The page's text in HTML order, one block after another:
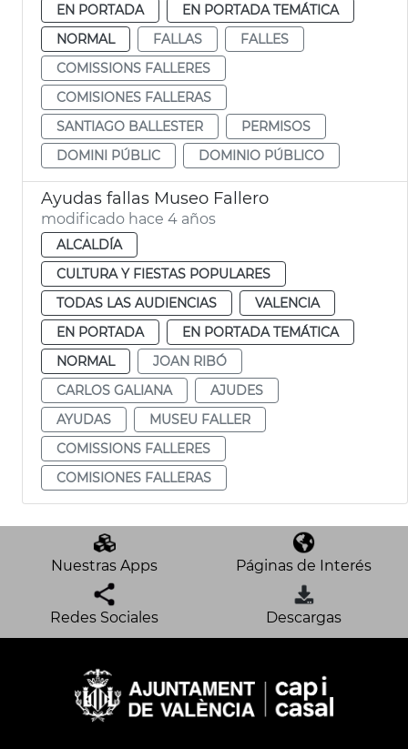
EN PORTADA
EN PORTADA TEMÁTICA
NORMAL
FALLAS
FALLES
COMISSIONS FALLERES
COMISIONES FALLERAS
SANTIAGO BALLESTER
PERMISOS
DOMINI PÚBLIC
DOMINIO PÚBLICO
Ayudas fallas Museo Fallero
modificado hace 4 años
ALCALDÍA
CULTURA Y FIESTAS POPULARES
TODAS LAS AUDIENCIAS
VALENCIA
EN PORTADA
EN PORTADA TEMÁTICA
NORMAL
JOAN RIBÓ
CARLOS GALIANA
AJUDES
AYUDAS
MUSEU FALLER
COMISSIONS FALLERES
COMISIONES FALLERAS
Nuestras Apps Páginas de Interés
Redes Sociales Descargas